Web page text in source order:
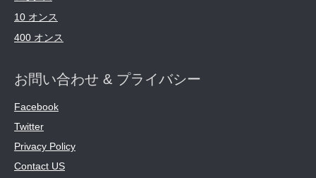
10 オンス
400 オンス
お問い合わせ & プライバシー
Facebook
Twitter
Privacy Policy
Contact US